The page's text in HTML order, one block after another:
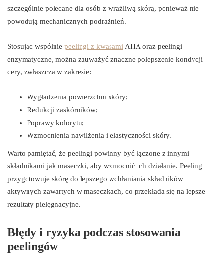
szczególnie polecane dla osób z wrażliwą skórą, ponieważ nie
powodują mechanicznych podrażnień.
Stosując wspólnie peelingi z kwasami AHA oraz peelingi
enzymatyczne, można zauważyć znaczne polepszenie kondycji
cery, zwłaszcza w zakresie:
Wygładzenia powierzchni skóry;
Redukcji zaskórników;
Poprawy kolorytu;
Wzmocnienia nawilżenia i elastyczności skóry.
Warto pamiętać, że peelingi powinny być łączone z innymi
składnikami jak maseczki, aby wzmocnić ich działanie. Peeling
przygotowuje skórę do lepszego wchłaniania składników
aktywnych zawartych w maseczkach, co przekłada się na lepsze
rezultaty pielęgnacyjne.
Błędy i ryzyka podczas stosowania
peelingów